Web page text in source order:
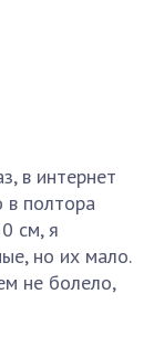
в интернет
в полтора
см, я
но их мало.
не болело,